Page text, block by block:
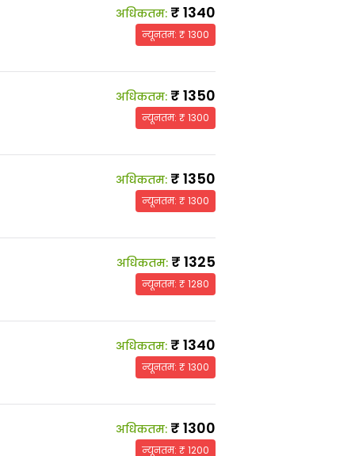
अधिकतम: ₹ 1340
न्यूनतम: ₹1300
अधिकतम: ₹ 1350
न्यूनतम: ₹1300
अधिकतम: ₹ 1350
न्यूनतम: ₹1300
अधिकतम: ₹ 1325
न्यूनतम: ₹1280
अधिकतम: ₹ 1340
न्यूनतम: ₹1300
अधिकतम: ₹ 1300
न्यूनतम: ₹1200